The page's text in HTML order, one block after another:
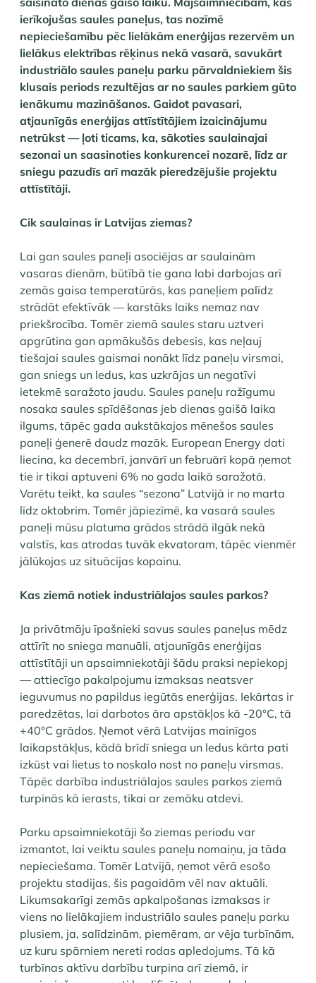
ierīkojušas saules paneļus, tas nozīmē
nepieciešamību pēc lielākām enerģijas rezervēm un
lielākus elektrības rēķinus nekā vasarā, savukārt
industriālo saules paneļu parku pārvaldniekiem šis
klusais periods rezultējas ar no saules parkiem gūto
ienākumu mazināšanos. Gaidot pavasari,
atjaunīgās enerģijas attīstītājiem izaicinājumu
netrūkst — ļoti ticams, ka, sākoties saulainajai
sezonai un saasinoties konkurencei nozarē, līdz ar
sniegu pazudīs arī mazāk pieredzējušie projektu
attīstītāji.
Cik saulainas ir Latvijas ziemas?
Lai gan saules paneļi asociējas ar saulainām
vasaras dienām, būtībā tie gana labi darbojas arī
zemās gaisa temperatūrās, kas paneļiem palīdz
strādāt efektīvāk — karstāks laiks nemaz nav
priekšrocība. Tomēr ziemā saules staru uztveri
apgrūtina gan apmākušās debesis, kas neļauj
tiešajai saules gaismai nonākt līdz paneļu virsmai,
gan sniegs un ledus, kas uzkrājas un negatīvi
ietekmē saražoto jaudu. Saules paneļu ražīgumu
nosaka saules spīdēšanas jeb dienas gaišā laika
ilgums, tāpēc gada aukstākajos mēnešos saules
paneļi ģenerē daudz mazāk. European Energy dati
liecina, ka decembrī, janvārī un februārī kopā ņemot
tie ir tikai aptuveni 6% no gada laikā saražotā.
Varētu teikt, ka saules “sezona” Latvijā ir no marta
līdz oktobrim. Tomēr jāpiezīmē, ka vasarā saules
paneļi mūsu platuma grādos strādā ilgāk nekā
valstīs, kas atrodas tuvāk ekvatoram, tāpēc vienmēr
jālūkojas uz situācijas kopainu.
Kas ziemā notiek industriālajos saules parkos?
Ja privātmāju īpašnieki savus saules paneļus mēdz
attīrīt no sniega manuāli, atjaunīgās enerģijas
attīstītāji un apsaimniekotāji šādu praksi nepiekopj
— attiecīgo pakalpojumu izmaksas neatsver
ieguvumus no papildus iegūtās enerģijas. Iekārtas ir
paredzētas, lai darbotos āra apstākļos kā -20°C, tā
+40°C grādos. Ņemot vērā Latvijas mainīgos
laikapstākļus, kādā brīdī sniega un ledus kārta pati
izkūst vai lietus to noskalo nost no paneļu virsmas.
Tāpēc darbība industriālajos saules parkos ziemā
turpinās kā ierasts, tikai ar zemāku atdevi.
Parku apsaimniekotāji šo ziemas periodu var
izmantot, lai veiktu saules paneļu nomaiņu, ja tāda
nepieciešama. Tomēr Latvijā, ņemot vērā esošo
projektu stadijas, šis pagaidām vēl nav aktuāli.
Likumsakarīgi zemās apkalpošanas izmaksas ir
viens no lielākajiem industriālo saules paneļu parku
plusiem, ja, salīdzinām, piemēram, ar vēja turbīnām,
uz kuru spārniem nereti rodas apledojums. Tā kā
turbīnas aktīvu darbību turpina arī ziemā, ir